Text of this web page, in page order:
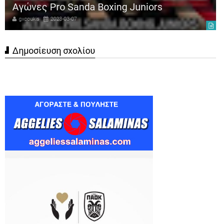
Αγώνες Pro Sanda Boxing Juniors
gxcoukis 2023-03-07
Δημοσίευση σχολίου